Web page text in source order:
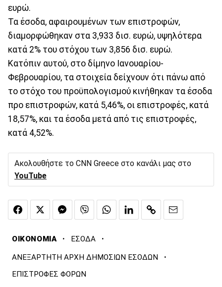
ευρώ.
Τα έσοδα, αφαιρουμένων των επιστροφών,
διαμορφώθηκαν στα 3,933 δισ. ευρώ, υψηλότερα
κατά 2% του στόχου των 3,856 δισ. ευρώ.
Κατόπιν αυτού, στο δίμηνο Ιανουαρίου-
Φεβρουαρίου, τα στοιχεία δείχνουν ότι πάνω από
το στόχο του προϋπολογισμού κινήθηκαν τα έσοδα
προ επιστροφών, κατά 5,46%, οι επιστροφές, κατά
18,57%, και τα έσοδα μετά από τις επιστροφές,
κατά 4,52%.
Ακολουθήστε το CNN Greece στο κανάλι μας στο
YouTube
ΟΙΚΟΝΟΜΙΑ · ΕΣΟΔΑ ·
ΑΝΕΞΑΡΤΗΤΗ ΑΡΧΗ ΔΗΜΟΣΙΩΝ ΕΣΟΔΩΝ ·
ΕΠΙΣΤΡΟΦΕΣ ΦΟΡΩΝ